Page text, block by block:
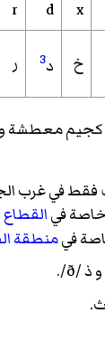
x
d
r
خ د3 ر
كجيم معطشة و
في غرب
فيالقطاع
فيمنطقة
و ذ/ð/
.